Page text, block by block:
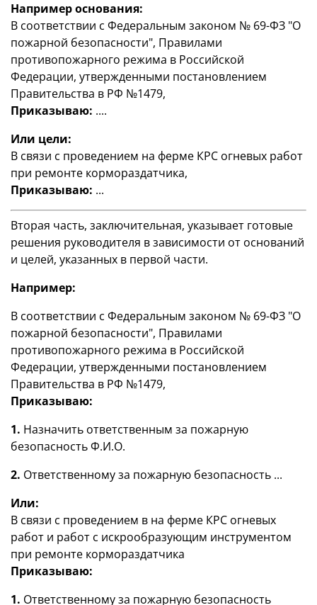
Например основания:
В соответствии с Федеральным законом № 69-ФЗ "О
пожарной безопасности", Правилами
противопожарного режима в Российской
Федерации, утвержденными постановлением
Правительства в РФ №1479,
Приказываю: ....
Или цели:
В связи с проведением на ферме КРС огневых работ
при ремонте кормораздатчика,
Приказываю: ...
Вторая часть, заключительная, указывает готовые
решения руководителя в зависимости от оснований
и целей, указанных в первой части.
Например:
В соответствии с Федеральным законом № 69-ФЗ "О
пожарной безопасности", Правилами
противопожарного режима в Российской
Федерации, утвержденными постановлением
Правительства в РФ №1479,
Приказываю:
1. Назначить ответственным за пожарную
безопасность Ф.И.О.
2. Ответственному за пожарную безопасность ...
Или:
В связи с проведением в на ферме КРС огневых
работ и работ с искрообразующим инструментом
при ремонте кормораздатчика
Приказываю:
1. Ответственному за пожарную безопасность